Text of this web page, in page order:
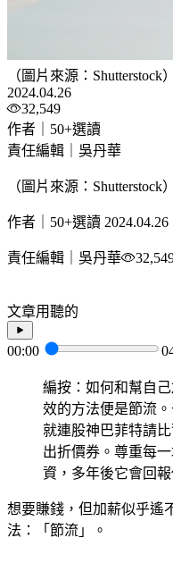
（圖片來源：Shutterstock）
2024.04.26
32,549
作者｜50+選讀
責任編輯｜吳丹華
（圖片來源：Shutterstock）
作者｜50+選讀 2024.04.26
責任編輯｜吳丹華
文章用聽的
00:00
編按：如何和幫自
效的方法便是節流
就連股神巴菲特請
出折價券。尊重每
資，多年後它會回報
想要賺錢，但加薪似乎遙
法：「節流」。